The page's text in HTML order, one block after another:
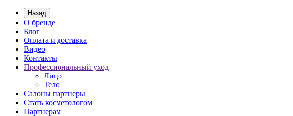
Назад
О бренде
Блог
Оплата и доставка
Видео
Контакты
Профессиональный уход
Лицо
Тело
Салоны партнеры
Стать косметологом
Партнерам